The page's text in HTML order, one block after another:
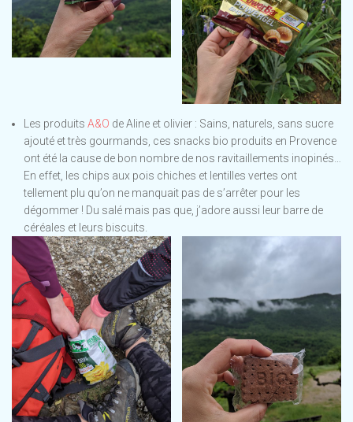
Les produits A&O de Aline et olivier : Sains, naturels, sans sucre
ajouté et très gourmands, ces snacks bio produits en Provence
ont été la cause de bon nombre de nos ravitaillements inopinés…
En effet, les chips aux pois chiches et lentilles vertes ont
tellement plu qu’on ne manquait pas de s’arrêter pour les
dégommer ! Du salé mais pas que, j’adore aussi leur barre de
céréales et leurs biscuits.